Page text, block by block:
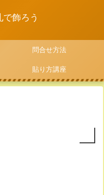
で飾ろう
問合せ方法
貼り方講座